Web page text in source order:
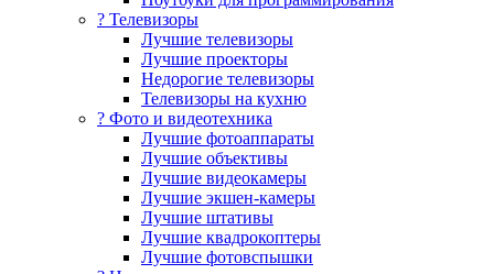
? Телевизоры
Лучшие телевизоры
Лучшие проекторы
Недорогие телевизоры
Телевизоры на кухню
? Фото и видеотехника
Лучшие фотоаппараты
Лучшие объективы
Лучшие видеокамеры
Лучшие экшен-камеры
Лучшие штативы
Лучшие квадрокоптеры
Лучшие фотовспышки